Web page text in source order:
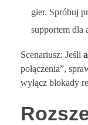
gier. Spróbuj
supportem dla
Scenariusz: Jeśli
połączenia”,
wyłącz blokady